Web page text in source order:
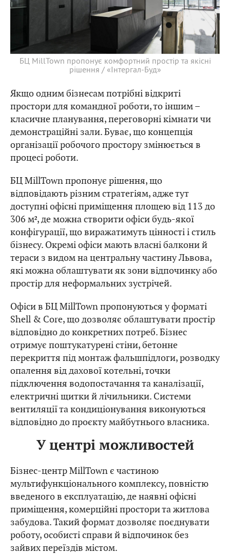
БЦ MillTown пропонує комфортний простір та якісні
рішення / «Інтергал-Буд»
Якщо одним бізнесам потрібні відкриті
простори для командної роботи, то іншим –
класичне планування, переговорні кімнати чи
демонстраційні зали. Буває, що концепція
організації робочого простору змінюється в
процесі роботи.
БЦ MillTown пропонує рішення, що
відповідають різним стратегіям, адже тут
доступні офісні приміщення площею від 113 до
306 м², де можна створити офіси будь-якої
конфігурації, що виражатимуть цінності і стиль
бізнесу. Окремі офіси мають власні балкони й
тераси з видом на центральну частину Львова,
які можна облаштувати як зони відпочинку або
простір для неформальних зустрічей.
Офіси в БЦ MillTown пропонуються у форматі
Shell & Core, що дозволяє облаштувати простір
відповідно до конкретних потреб. Бізнес
отримує поштукатурені стіни, бетонне
перекриття під монтаж фальшпідлоги, розводку
опалення від дахової котельні, точки
підключення водопостачання та каналізації,
електричні щитки й лічильники. Системи
вентиляції та кондиціонування виконуються
відповідно до проєкту майбутнього власника.
У центрі можливостей
Бізнес-центр MillTown є частиною
мультифункціонального комплексу, повністю
введеного в експлуатацію, де наявні офісні
приміщення, комерційні простори та житлова
забудова. Такий формат дозволяє поєднувати
роботу, особисті справи й відпочинок без
зайвих переїздів містом.